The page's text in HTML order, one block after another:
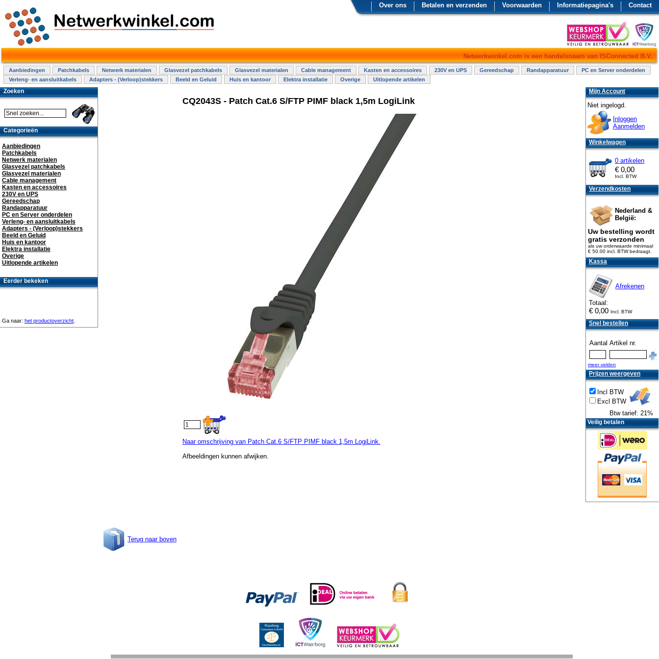
Contact
Informatiepagina's
Voorwaarden
Betalen en verzenden
Over ons
Netwerkwinkel.com is een handelsnaam van ISConnected B.V.
Aanbiedingen Patchkabels Netwerk materialen Glasvezel patchkabels Glasvezel materialen Cable management Kasten en accessoires 230V en UPS Gereedschap Randapparatuur
PC en Server onderdelen
Verleng- en aansluitkabels
Adapters - (Verloop)stekkers Beeld en Geluid Huis en kantoor Elektra installatie Overige Uitlopende artikelen
CQ2043S - Patch Cat.6 S/FTP PIMF black 1,5m LogiLink
Naar omschrijving van Patch Cat.6 S/FTP PIMF black 1,5m LogiLink.
Afbeeldingen kunnen afwijken.
Terug naar boven
Zoeken
Categorieën
Aanbiedingen
Patchkabels
Netwerk materialen
Glasvezel patchkabels
Glasvezel materialen
Cable management
Kasten en accessoires
230V en UPS
Gereedschap
Randapparatuur
PC en Server onderdelen
Verleng- en aansluitkabels
Adapters - (Verloop)stekkers
Beeld en Geluid
Huis en kantoor
Elektra installatie
Overige
Uitlopende artikelen
Eerder bekeken
Ga naar: het productoverzicht
Mijn Account
Niet ingelogd.
Inloggen
Aanmelden
Winkelwagen
0 artikelen
€ 0,00
Incl. BTW
Verzendkosten
Nederland &
België:
Uw bestelling wordt
gratis verzonden
als uw orderwaarde minimaal
€ 50.00 incl. BTWbedraagt.
Kassa
Afrekenen
Totaal:
€ 0,00 Incl. BTW
Snel bestellen
Aantal Artikel nr.
meer velden
Prijzen weergeven
Incl BTW
Excl BTW
Btw tarief: 21%
Veilig betalen